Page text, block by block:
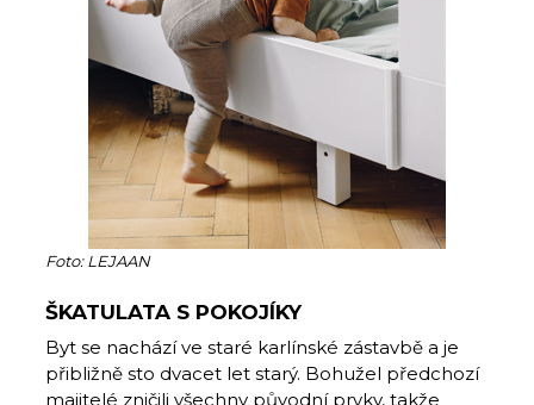
Foto: LEJAAN
ŠKATULATA S POKOJÍKY
Byt se nachází ve staré karlínské zástavbě a je
přibližně sto dvacet let starý. Bohužel předchozí
majitelé zničili všechny původní prvky, takže